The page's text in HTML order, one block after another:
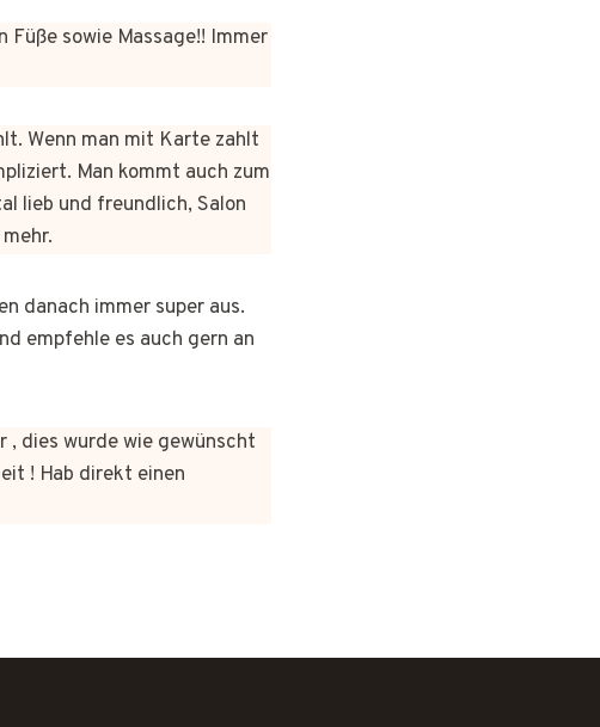
Füße sowie Massage!! Immer
Wenn man mit Karte zahlt
Man kommt auch zum
lieb und freundlich, Salon
danach immer super aus.
empfehle es auch gern an
, dies wurde wie gewünscht
! Hab direkt einen